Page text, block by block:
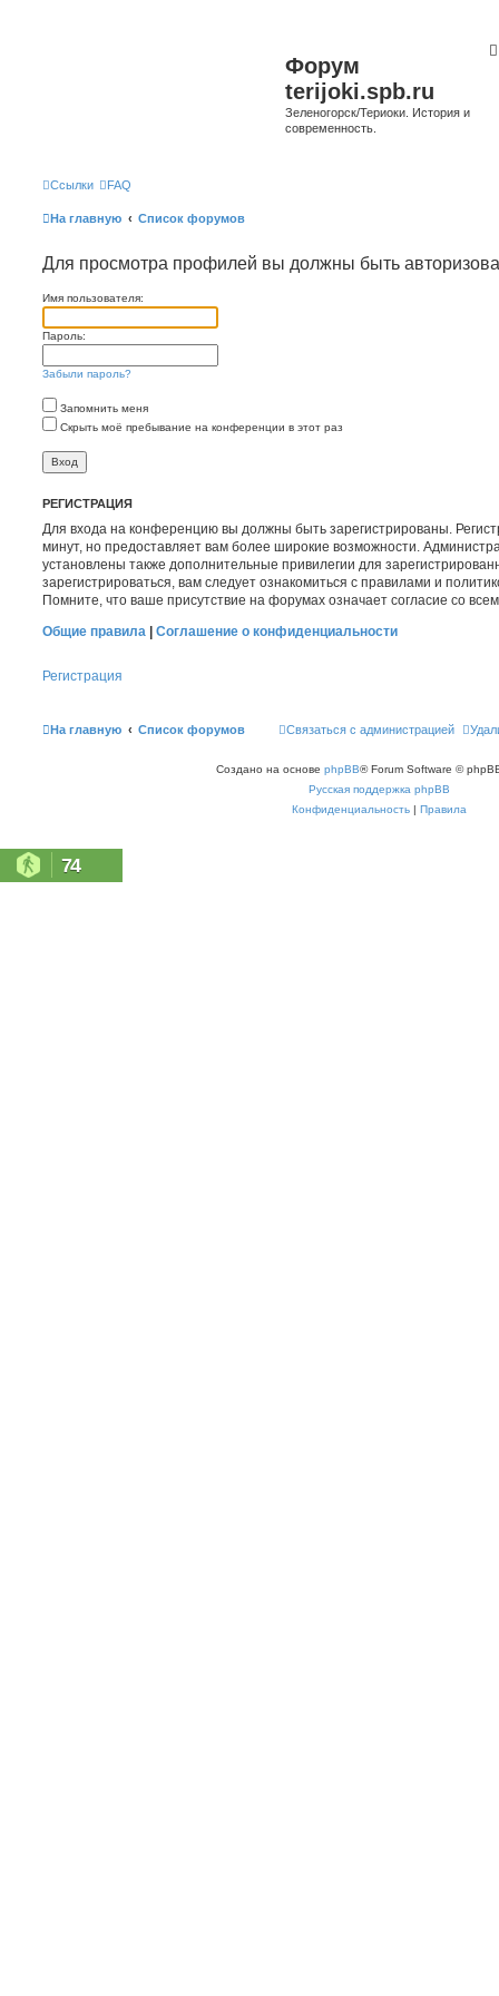
Форум
terijoki.spb.ru
Зеленогорск/Териоки. История и
современность.
Ссылки FAQ
На главную Список форумов
Для просмотра профилей вы должны быть
Имя пользователя:
Пароль:
Забыли пароль?
Запомнить меня
Скрыть моё пребывание на конференции в этот раз
РЕГИСТРАЦИЯ
Для входа на конференцию вы должны быть зарегистрированы.
минут, но предоставляет вам более широкие возможности.
установлены также дополнительные привилегии для
зарегистрироваться, вам следует ознакомиться с правилами и
Помните, что ваше присутствие на форумах означает согласие со
Общие правила
Соглашение о конфиденциальности
Регистрация
На главную Список форумов Связаться с администрацией
Создано на основе phpBB® Forum Software ©
Русская поддержка phpBB
Конфиденциальность | Правила
74